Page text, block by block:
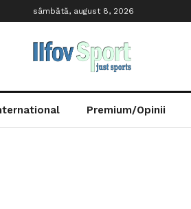
sâmbătă, august 8, 2026
Premium/Opinii